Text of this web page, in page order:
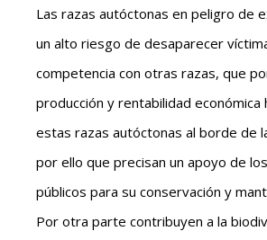
Las razas autóctonas en peligro de
un alto riesgo de desaparecer
competencia con otras razas, que
producción y rentabilidad económica
estas razas autóctonas al borde de
por ello que precisan un apoyo de
públicos para su conservación y
Por otra parte contribuyen a la